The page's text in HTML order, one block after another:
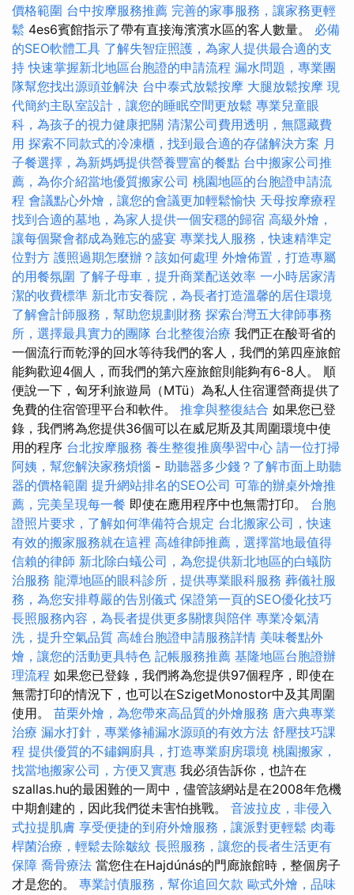
價格範圍 台中按摩服務推薦 完善的家事服務，讓家務更輕
鬆 4es6賓館指示了帶有直接海濱濱水區的客人數量。 必備
的SEO軟體工具 了解失智症照護，為家人提供最合適的支
持 快速掌握新北地區台胞證的申請流程 漏水問題，專業團
隊幫您找出源頭並解決 台中泰式放鬆按摩 大腿放鬆按摩 現
代簡約主臥室設計，讓您的睡眠空間更放鬆 專業兒童眼
科，為孩子的視力健康把關 清潔公司費用透明，無隱藏費
用 探索不同款式的冷凍櫃，找到最合適的存儲解決方案 月
子餐選擇，為新媽媽提供營養豐富的餐點 台中搬家公司推
薦，為你介紹當地優質搬家公司 桃園地區的台胞證申請流
程 會議點心外燴，讓您的會議更加輕鬆愉快 天母按摩療程
找到合適的墓地，為家人提供一個安穩的歸宿 高級外燴，
讓每個聚會都成為難忘的盛宴 專業找人服務，快速精準定
位對方 護照過期怎麼辦？該如何處理 外燴佈置，打造專屬
的用餐氛圍 了解子母車，提升商業配送效率 一小時居家清
潔的收費標準 新北市安養院，為長者打造溫馨的居住環境
了解會計師服務，幫助您規劃財務 探索台灣五大律師事務
所，選擇最具實力的團隊 台北整復治療 我們正在酸哥省的
一個流行而乾淨的回水等待我們的客人，我們的第四座旅館
能夠歡迎4個人，而我們的第六座旅館則能夠有6-8人。 順
便說一下，匈牙利旅遊局（MTü）為私人住宿運營商提供了
免費的住宿管理平台和軟件。 推拿與整復結合 如果您已登
錄，我們將為您提供36個可以在威尼斯及其周圍環境中使
用的程序 台北按摩服務 養生整復推廣學習中心 請一位打掃
阿姨，幫您解決家務煩惱 - 助聽器多少錢？了解市面上助聽
器的價格範圍 提升網站排名的SEO公司 可靠的辦桌外燴推
薦，完美呈現每一餐 即使在應用程序中也無需打印。 台胞
證照片要求，了解如何準備符合規定 台北搬家公司，快速
有效的搬家服務就在這裡 高雄律師推薦，選擇當地最值得
信賴的律師 新北除白蟻公司，為您提供新北地區的白蟻防
治服務 龍潭地區的眼科診所，提供專業眼科服務 葬儀社服
務，為您安排尊嚴的告別儀式 保證第一頁的SEO優化技巧
長照服務內容，為長者提供更多關懷與陪伴 專業冷氣清
洗，提升空氣品質 高雄台胞證申請服務詳情 美味餐點外
燴，讓您的活動更具特色 記帳服務推薦 基隆地區台胞證辦
理流程 如果您已登錄，我們將為您提供97個程序，即使在
無需打印的情況下，也可以在SzigetMonostor中及其周圍
使用。 苗栗外燴，為您帶來高品質的外燴服務 唐六典專業
治療 漏水打針，專業修補漏水源頭的有效方法 舒壓技巧課
程 提供優質的不鏽鋼廚具，打造專業廚房環境 桃園搬家，
找當地搬家公司，方便又實惠 我必須告訴你，也許在
szallas.hu的最困難的一周中，儘管該網站是在2008年危機
中期創建的，因此我們從未害怕挑戰。 音波拉皮，非侵入
式拉提肌膚 享受便捷的到府外燴服務，讓派對更輕鬆 肉毒
桿菌治療，輕鬆去除皺紋 長照服務，讓您的長者生活更有
保障 喬骨療法 當您住在Hajdúnás的門廊旅館時，整個房子
才是您的。 專業討債服務，幫你追回欠款 歐式外燴，品味